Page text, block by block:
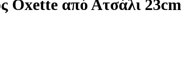
Oxette από Ατσάλι 23cm